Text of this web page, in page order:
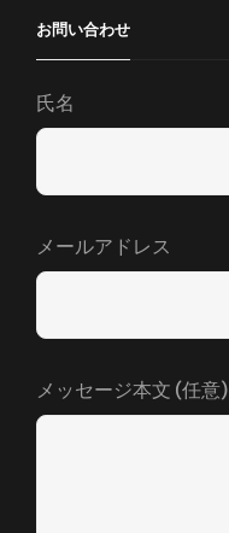
お問い合わせ
氏名
メールアドレス
メッセージ本文 (任意)